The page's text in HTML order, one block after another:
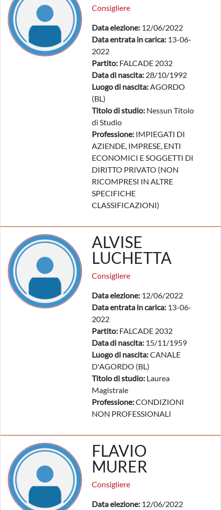
Consigliere
Data elezione: 12/06/2022
Data entrata in carica: 13-06-
2022
Partito: FALCADE 2032
Data di nascita: 28/10/1992
Luogo di nascita:AGORDO
(BL)
Titolo di studio: Nessun Titolo
di Studio
Professione: IMPIEGATI DI
AZIENDE, IMPRESE, ENTI
ECONOMICI E SOGGETTI DI
DIRITTO PRIVATO (NON
RICOMPRESI IN ALTRE
SPECIFICHE
CLASSIFICAZIONI)
ALVISE
LUCHETTA
Consigliere
Data elezione: 12/06/2022
Data entrata in carica: 13-06-
2022
Partito: FALCADE 2032
Data di nascita: 15/11/1959
Luogo di nascita:CANALE
D'AGORDO (BL)
Titolo di studio: Laurea
Magistrale
Professione:CONDIZIONI
NON PROFESSIONALI
FLAVIO
MURER
Consigliere
Data elezione: 12/06/2022